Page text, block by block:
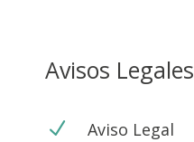
Avisos Legales
N Aviso Legal